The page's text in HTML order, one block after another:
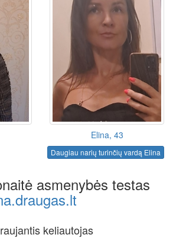
Elina, 43
Daugiau narių turinčių vardą Elina
asmenybės testas
keliautojas